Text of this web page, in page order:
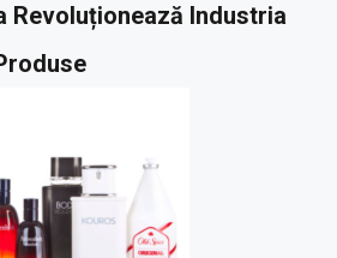
Revoluționează Industria